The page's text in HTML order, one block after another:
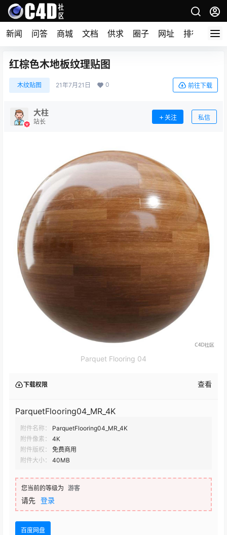
新闻 问答 商城 文档 供求 圈子 网址 排行榜
红棕色木地板纹理贴图
木纹贴图 21年7月21日 0 前往下载
大柱
站长
关注 私信
Parquet Flooring 04
下载权限 查看
ParquetFlooring04_MR_4K
附件名称：
ParquetFlooring04_MR_4K
附件像素：
4K
附件版权：
免费商用
附件大小：
40MB
您当前的等级为 游客
请先 登录
百度网盘